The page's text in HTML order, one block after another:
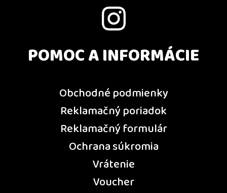
POMOC A INFORMÁCIE
Obchodné podmienky
Reklamačný poriadok
Reklamačný formulár
Ochrana súkromia
Vrátenie
Voucher